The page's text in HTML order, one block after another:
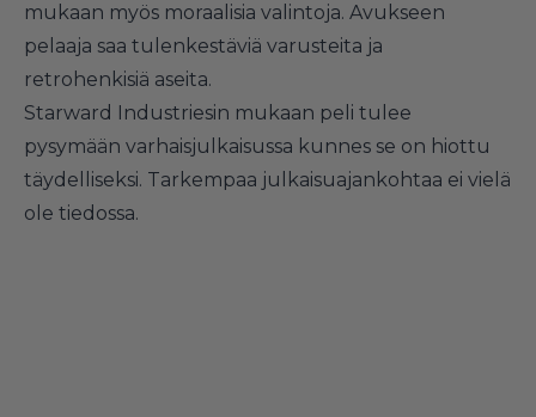
mukaan myös moraalisia valintoja. Avukseen
pelaaja saa tulenkestäviä varusteita ja
retrohenkisiä aseita.
Starward Industriesin mukaan peli tulee
pysymään varhaisjulkaisussa kunnes se on hiottu
täydelliseksi. Tarkempaa julkaisuajankohtaa ei vielä
ole tiedossa.